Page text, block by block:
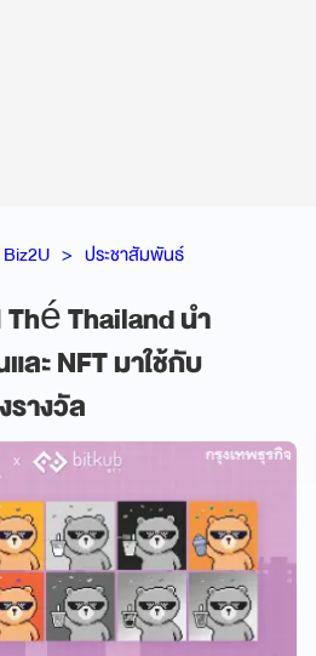
Biz2U ประชาสัมพันธ์
Thé Thailand นำ
ละ NFT มาใช้กับ
างวัล